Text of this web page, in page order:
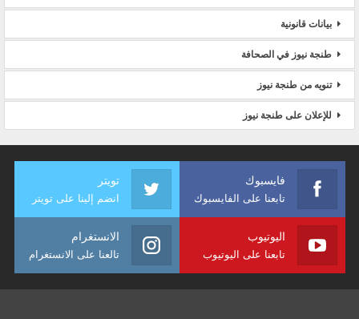
بيانات قانونية
طنجة نيوز في الصحافة
تنويه من طنجة نيوز
للإعلان على طنجة نيوز
فايسبوك
تابعنا على الفايسبوك
تويتر
انضم إلينا على تويتر
اليوتيوب
تابعنا على اليوتيوب
الانستغرام
تالعنا على الانستغرام